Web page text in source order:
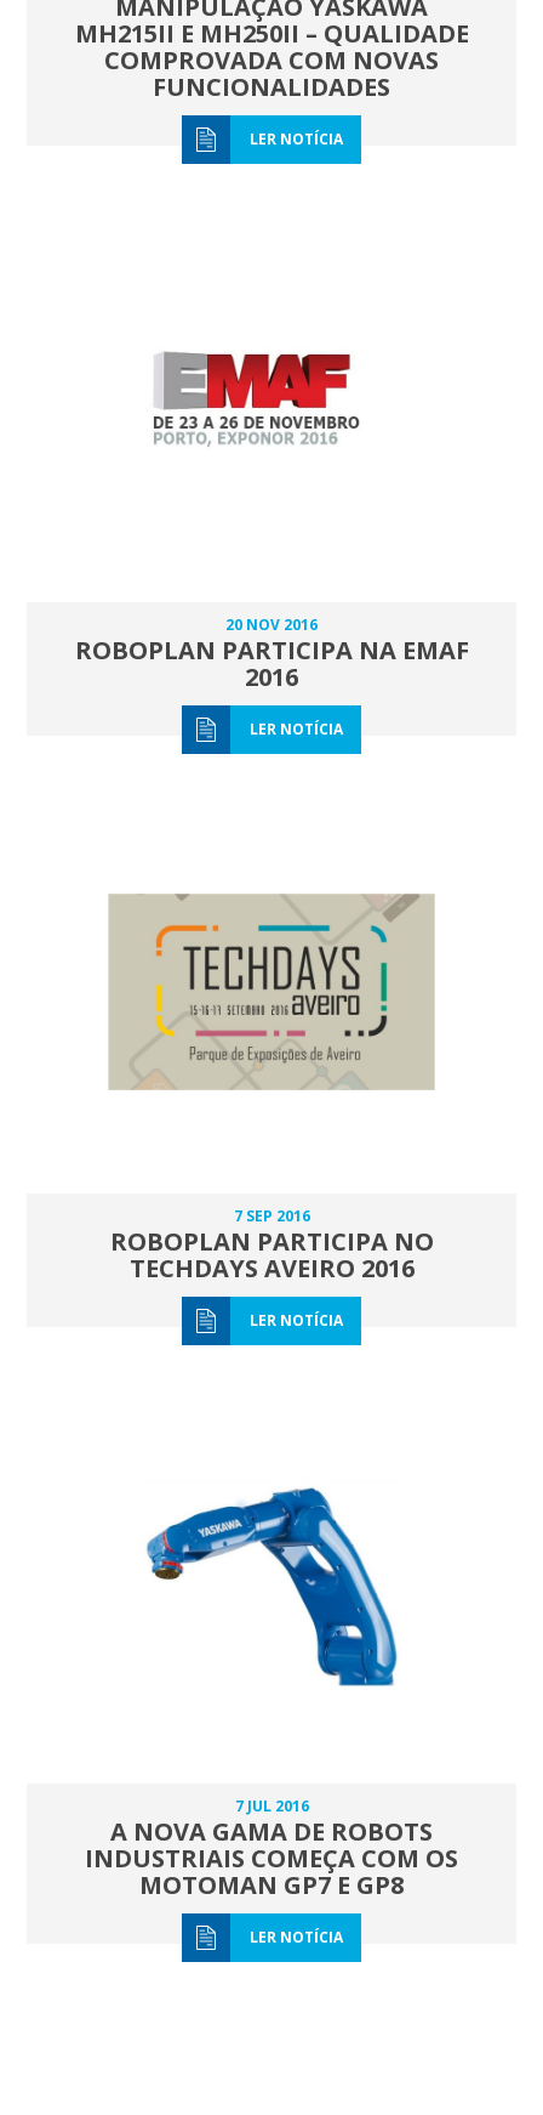
MH215II E MH250II – QUALIDADE
COMPROVADA COM NOVAS
FUNCIONALIDADES
LER NOTÍCIA
20 NOV 2016
ROBOPLAN PARTICIPA NA EMAF
2016
LER NOTÍCIA
7 SEP 2016
ROBOPLAN PARTICIPA NO
TECHDAYS AVEIRO 2016
LER NOTÍCIA
7 JUL 2016
A NOVA GAMA DE ROBOTS
INDUSTRIAIS COMEÇA COM OS
MOTOMAN GP7 E GP8
LER NOTÍCIA